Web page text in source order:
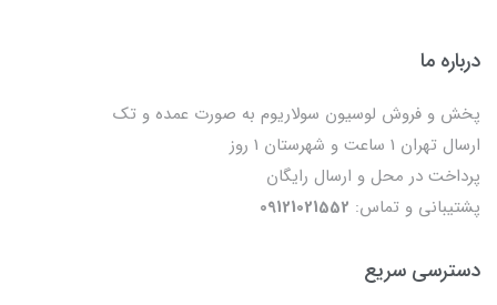
درباره ما
پخش و فروش لوسیون سولاریوم به صورت عمده و تک
ارسال تهران 1 ساعت و شهرستان 1 روز
پرداخت در محل و ارسال رایگان
پشتیبانی و تماس: 09121021552
دسترسی سریع